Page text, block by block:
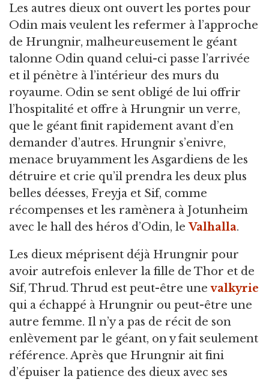
Les autres dieux ont ouvert les portes pour
Odin mais veulent les refermer à l’approche
de Hrungnir, malheureusement le géant
talonne Odin quand celui-ci passe l’arrivée
et il pénètre à l’intérieur des murs du
royaume. Odin se sent obligé de lui offrir
l’hospitalité et offre à Hrungnir un verre,
que le géant finit rapidement avant d’en
demander d’autres. Hrungnir s’enivre,
menace bruyamment les Asgardiens de les
détruire et crie qu’il prendra les deux plus
belles déesses, Freyja et Sif, comme
récompenses et les ramènera à Jotunheim
avec le hall des héros d’Odin, leValhalla.
Les dieux méprisent déjà Hrungnir pour
avoir autrefois enlever la fille de Thor et de
Sif, Thrud. Thrud est peut-être unevalkyrie
qui a échappé à Hrungnir ou peut-être une
autre femme. Il n’y a pas de récit de son
enlèvement par le géant, on y fait seulement
référence. Après que Hrungnir ait fini
d’épuiser la patience des dieux avec ses